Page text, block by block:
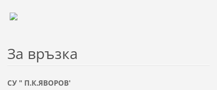
За връзка
СУ " П.К.ЯВОРОВ'